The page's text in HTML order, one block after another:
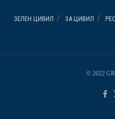
ЗЕЛЕН ЦИВИЛ ЗА ЦИВИЛ
© 2022